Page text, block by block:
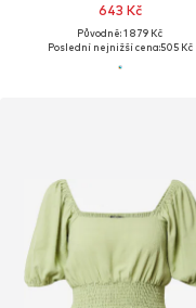
643 Kč
Původně: 1 879 Kč
Poslední nejnižší cena:505 Kč